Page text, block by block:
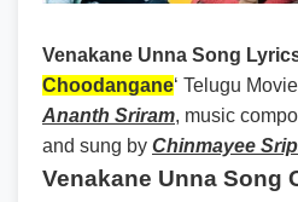
Venakane Unna Song
Choodangane‘ Telugu
Ananth Sriram, music
and sung by Chinmayee
Venakane Unna Song